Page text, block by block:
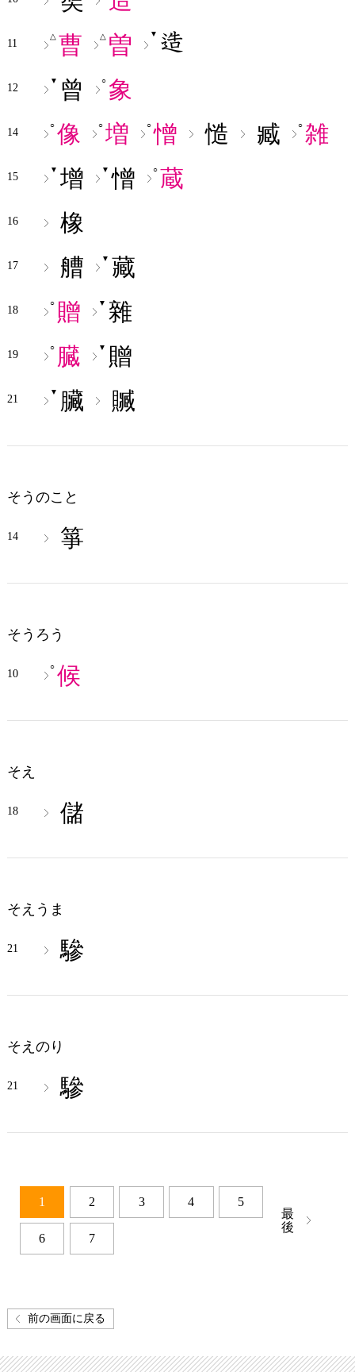
11
△ 曹 △ 曽 ▼
12
▼ 曾 ○ 象
14
○ 像 ○ 増 ○ 憎 慥 臧 ○ 雑
15
▼ 增 ▼ 憎 ○ 蔵
16 橡
17 艚 ▼ 藏
18
○ 贈 ▼ 雜
19
○ 臓 ▼ 贈
21
▼ 臟 贓
そうのこと
14 箏
そうろう
10
○ 候
そえ
18 儲
そえうま
21 驂
そえのり
21 驂
1 2 3 4 5
6 7
最
後
前の画面に戻る